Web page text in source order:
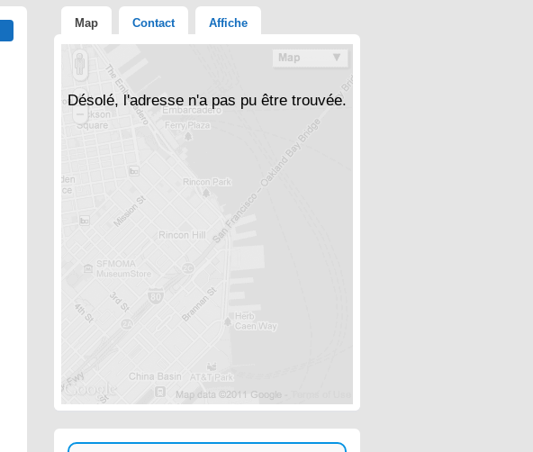
Map Contact Affiche
Désolé, l'adresse n'a pas pu être trouvée.